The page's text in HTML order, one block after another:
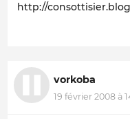
http://
vorkoba
19 février 2008 à